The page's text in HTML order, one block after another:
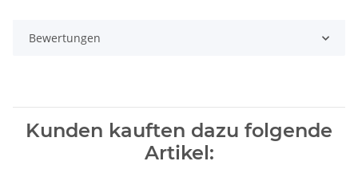
Bewertungen
Kunden kauften dazu folgende
Artikel: